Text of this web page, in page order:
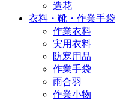
造花
衣料・靴・作業手袋
作業衣料
実用衣料
防寒用品
作業手袋
雨合羽
作業小物